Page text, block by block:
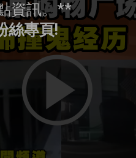
資訊。**
絲專頁!